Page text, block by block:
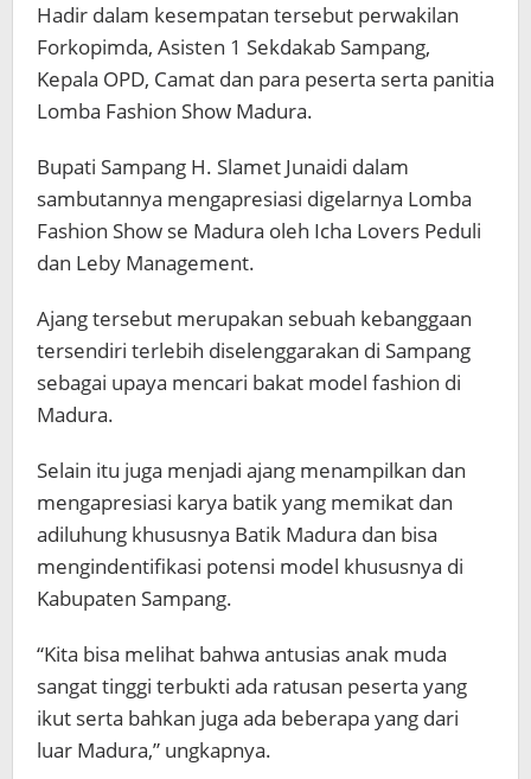
Hadir dalam kesempatan tersebut perwakilan
Forkopimda, Asisten 1 Sekdakab Sampang,
Kepala OPD, Camat dan para peserta serta panitia
Lomba Fashion Show Madura.
Bupati Sampang H. Slamet Junaidi dalam
sambutannya mengapresiasi digelarnya Lomba
Fashion Show se Madura oleh Icha Lovers Peduli
dan Leby Management.
Ajang tersebut merupakan sebuah kebanggaan
tersendiri terlebih diselenggarakan di Sampang
sebagai upaya mencari bakat model fashion di
Madura.
Selain itu juga menjadi ajang menampilkan dan
mengapresiasi karya batik yang memikat dan
adiluhung khususnya Batik Madura dan bisa
mengindentifikasi potensi model khususnya di
Kabupaten Sampang.
“Kita bisa melihat bahwa antusias anak muda
sangat tinggi terbukti ada ratusan peserta yang
ikut serta bahkan juga ada beberapa yang dari
luar Madura,” ungkapnya.